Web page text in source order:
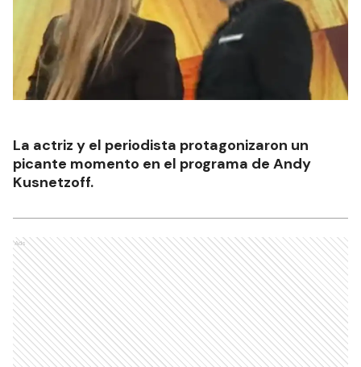
La actriz y el periodista protagonizaron un
picante momento en el programa de Andy
Kusnetzoff.
Ads